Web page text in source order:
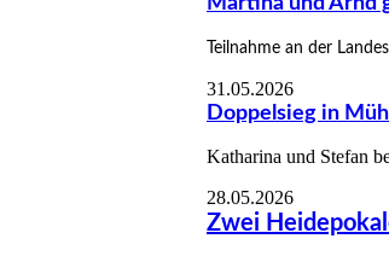
Teilnahme an der
31.05.2026
Doppelsieg in
Katharina und Stefan
28.05.2026
Zwei